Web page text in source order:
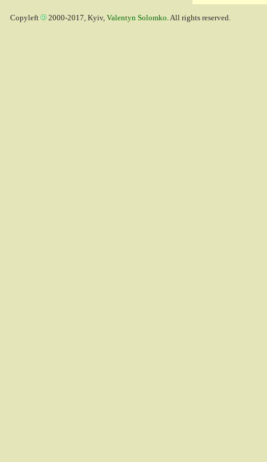
Copyleft 2000-2017, Kyiv, Valentyn Solomko. All rights reserved.